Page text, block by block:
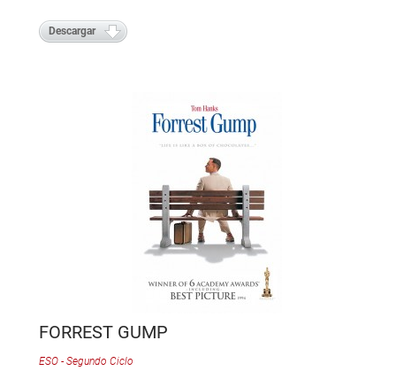
Descargar
FORREST GUMP
ESO - Segundo Ciclo